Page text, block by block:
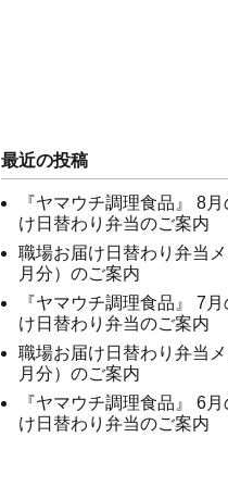
最近の投稿
『ヤマウチ調理食品』 8
け日替わり弁当のご案内
職場お届け日替わり弁当
月分）のご案内
『ヤマウチ調理食品』 7
け日替わり弁当のご案内
職場お届け日替わり弁当
月分）のご案内
『ヤマウチ調理食品』 6
け日替わり弁当のご案内